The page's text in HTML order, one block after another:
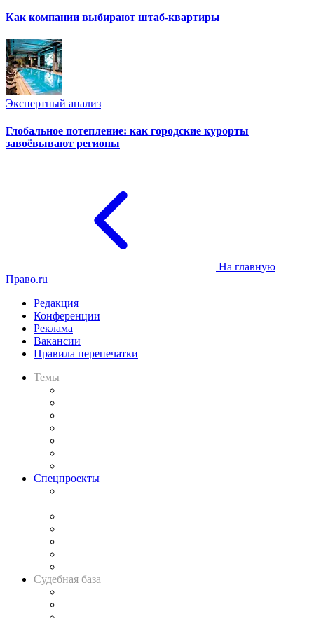
Как компании выбирают штаб-квартиры
Экспертный анализ
Глобальное потепление: как городские курорты
завоёвывают регионы
На главную
Право.ru
Редакция
Конференции
Реклама
Вакансии
Правила перепечатки
Темы
Спецпроекты
Судебная база